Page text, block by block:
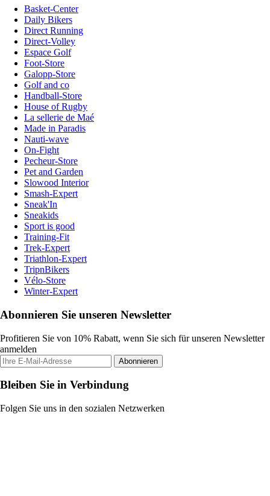
Basket-Center
Daily Bikers
Direct Running
Direct-Volley
Espace Golf
Foot-Store
Galopp-Store
Golf and co
Handball-Store
House of Rugby
La sellerie de Maé
Made in Paradis
Nauti-wave
On-Fight
Pecheur-Store
Pet and Garden
Slowood Interior
Smash-Expert
Sneak'In
Sneakids
Sport is good
Training-Fit
Trek-Expert
Triathlon-Expert
TripnBikers
Vélo-Store
Winter-Expert
Abonnieren Sie unseren Newsletter
Profitieren Sie von 10% Rabatt, wenn Sie sich für unseren Newsletter
anmelden
Abonnieren
Bleiben Sie in Verbindung
Folgen Sie uns in den sozialen Netzwerken